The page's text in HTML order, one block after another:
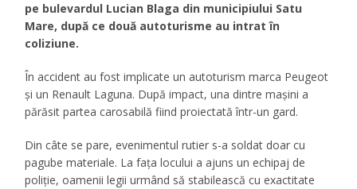
pe bulevardul Lucian Blaga din municipiului Satu
Mare, după ce două autoturisme au intrat în
coliziune.
În accident au fost implicate un autoturism marca Peugeot
și un Renault Laguna. După impact, una dintre mașini a
părăsit partea carosabilă fiind proiectată într-un gard.
Din câte se pare, evenimentul rutier s-a soldat doar cu
pagube materiale. La fața locului a ajuns un echipaj de
poliție, oamenii legii urmând să stabilească cu exactitate